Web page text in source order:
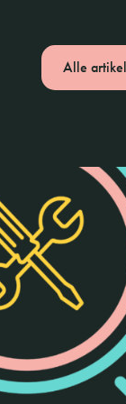
Alle